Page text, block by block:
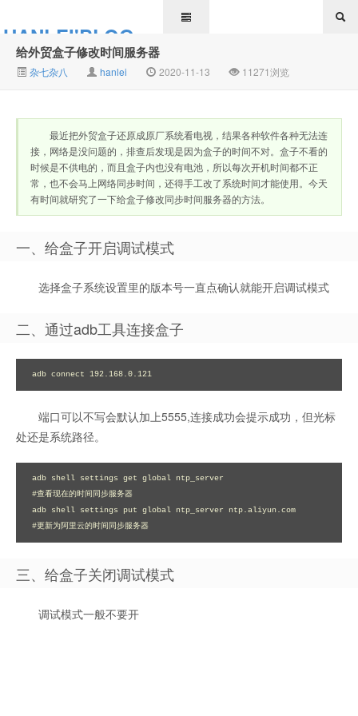
HANLEI'BLOG
给外贸盒子修改时间服务器
杂七杂八 hanlei 2020-11-13 11271浏览
最近把外贸盒子还原成原厂系统看电视，结果各种软件各种无法连
接，网络是没问题的，排查后发现是因为盒子的时间不对。盒子不看的
时候是不供电的，而且盒子内也没有电池，所以每次开机时间都不正
常，也不会马上网络同步时间，还得手工改了系统时间才能使用。今天
有时间就研究了一下给盒子修改同步时间服务器的方法。
一、给盒子开启调试模式
选择盒子系统设置里的版本号一直点确认就能开启调试模式
二、通过adb工具连接盒子
adb connect 192.168.0.121
端口可以不写会默认加上5555,连接成功会提示成功，但光标
处还是系统路径。
adb shell settings get global ntp_server
#查看现在的时间同步服务器
adb shell settings put global ntp_server ntp.aliyun.com
#更新为阿里云的时间同步服务器
三、给盒子关闭调试模式
调试模式一般不要开